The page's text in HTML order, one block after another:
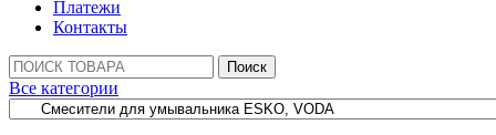
Платежи
Контакты
Поиск:
Поиск
Все категории